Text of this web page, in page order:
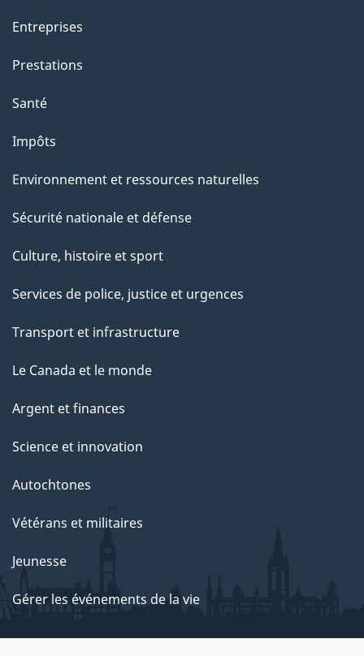
e
t
e
p
g
e
Entreprises
Prestations
Santé
Impôts
Environnement et ressources naturelles
Sécurité nationale et défense
Culture, histoire et sport
Services de police, justice et urgences
Transport et infrastructure
Le Canada et le monde
Argent et finances
Science et innovation
Autochtones
Vétérans et militaires
Jeunesse
Gérer les événements de la vie